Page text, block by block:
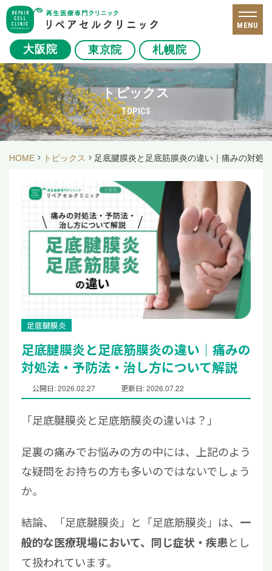
大阪院 東京院 札幌院
MENU
トピックス
TOPICS
HOME トピックス 足底腱膜炎と足底筋膜炎の違い｜痛みの対処
足底腱膜炎
足底腱膜炎と足底筋膜炎の違い｜痛みの
対処法・予防法・治し方について解説
公開日: 2026.02.27 更新日: 2026.07.22
「足底腱膜炎と足底筋膜炎の違いは？」
足裏の痛みでお悩みの方の中には、上記のよう
な疑問をお持ちの方も多いのではないでしょう
か。
結論、「足底腱膜炎」と「足底筋膜炎」は、 一
般的な医療現場において、同じ症状・疾患とし
て扱われています。